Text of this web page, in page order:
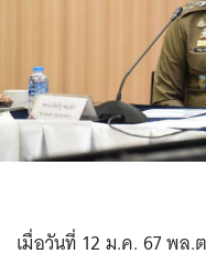
เมื่อวันที่ 12 ม.ค. 67 พล